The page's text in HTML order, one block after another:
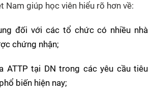
Nam giúp học viên hiểu rõ hơn về:
đối với các tổ chức có nhiều nhà
chứng nhận;
ATTP tại DN trong các yêu cầu tiêu
biến hiện nay;